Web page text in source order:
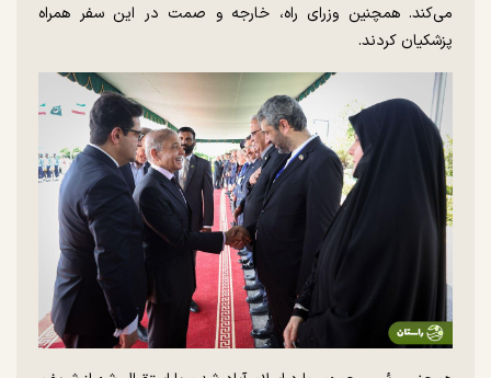
می‌کند. همچنین وزرای راه، خارجه و صمت در این سفر همراه
پزشکیان کردند.